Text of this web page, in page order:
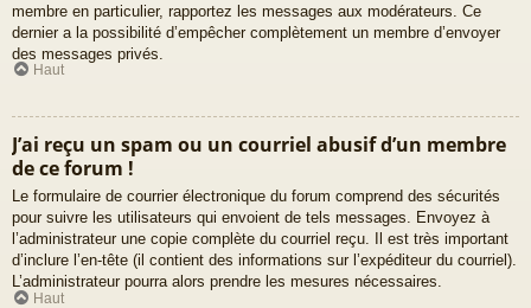
membre en particulier, rapportez les messages aux modérateurs. Ce
dernier a la possibilité d’empêcher complètement un membre d’envoyer
des messages privés.
Haut
J’ai reçu un spam ou un courriel abusif d’un membre
de ce forum !
Le formulaire de courrier électronique du forum comprend des sécurités
pour suivre les utilisateurs qui envoient de tels messages. Envoyez à
l’administrateur une copie complète du courriel reçu. Il est très important
d’inclure l’en-tête (il contient des informations sur l’expéditeur du courriel).
L’administrateur pourra alors prendre les mesures nécessaires.
Haut